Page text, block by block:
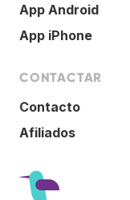
App Android
App iPhone
CONTACTAR
Contacto
Afiliados